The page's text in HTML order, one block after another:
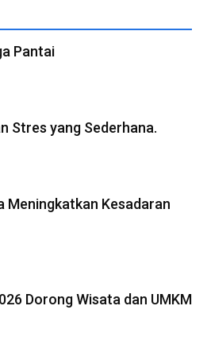
Pantai
Stres yang Sederhana.
Meningkatkan Kesadaran
Dorong Wisata dan UMKM